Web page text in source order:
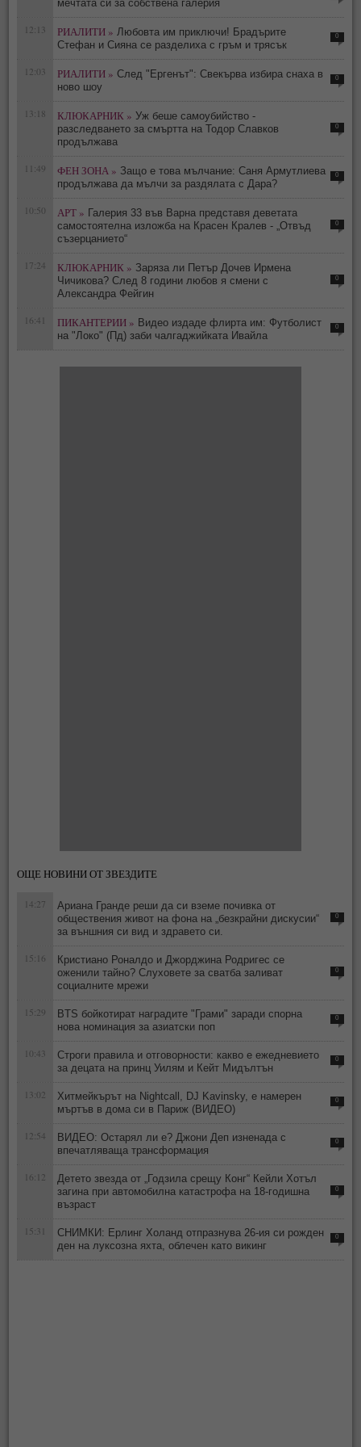
мечтата си за собствена галерия
12:13 РИАЛИТИ » Любовта им приключи! Брадърите
Стефан и Сияна се разделиха с гръм и трясък
0
12:03 РИАЛИТИ » След "Ергенът": Свекърва избира снаха в
ново шоу
0
13:18 КЛЮКАРНИК » Уж беше самоубийство -
разследването за смъртта на Тодор Славков
продължава
0
11:49 ФЕН ЗОНА » Защо е това мълчание: Саня Армутлиева
продължава да мълчи за раздялата с Дара?
0
10:50 АРТ » Галерия 33 във Варна представя деветата
самостоятелна изложба на Красен Кралев - „Отвъд
съзерцанието“
0
17:24 КЛЮКАРНИК » Заряза ли Петър Дочев Ирмена
Чичикова? След 8 години любов я смени с
Александра Фейгин
0
16:41 ПИКАНТЕРИИ » Видео издаде флирта им: Футболист
на "Локо" (Пд) заби чалгаджийката Ивайла
0
ОЩЕ НОВИНИ ОТ ЗВЕЗДИТЕ
14:27
Ариана Гранде реши да си вземе почивка от
обществения живот на фона на „безкрайни дискусии“
за външния си вид и здравето си.
0
15:16
Кристиано Роналдо и Джорджина Родригес се
оженили тайно? Слуховете за сватба заливат
социалните мрежи
0
15:29
BTS бойкотират наградите "Грами" заради спорна
нова номинация за азиатски поп
0
10:43
Строги правила и отговорности: какво е ежедневието
за децата на принц Уилям и Кейт Мидълтън
0
13:02
Хитмейкърът на Nightcall, DJ Kavinsky, е намерен
мъртъв в дома си в Париж (ВИДЕО)
0
12:54
ВИДЕО: Остарял ли е? Джони Деп изненада с
впечатляваща трансформация
0
16:12
Детето звезда от „Годзила срещу Конг“ Кейли Хотъл
загина при автомобилна катастрофа на 18-годишна
възраст
0
15:31
СНИМКИ: Ерлинг Холанд отпразнува 26-ия си рожден
ден на луксозна яхта, облечен като викинг
0